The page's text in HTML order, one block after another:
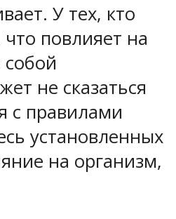
У тех, кто
повлияет на
не сказаться
с правилами
установленных
на организм,